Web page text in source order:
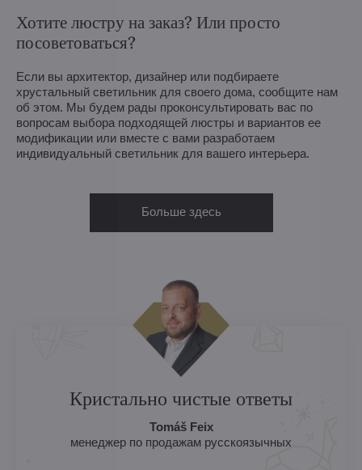
Хотите люстру на заказ? Или просто
посоветоваться?
Если вы архитектор, дизайнер или подбираете
хрустальный светильник для своего дома, сообщите нам
об этом. Мы будем рады проконсультировать вас по
вопросам выбора подходящей люстры и вариантов ее
модификации или вместе с вами разработаем
индивидуальный светильник для вашего интерьера.
Больше здесь
Кристально чистые ответы
Tomáš Feix
менеджер по продажам русскоязычных